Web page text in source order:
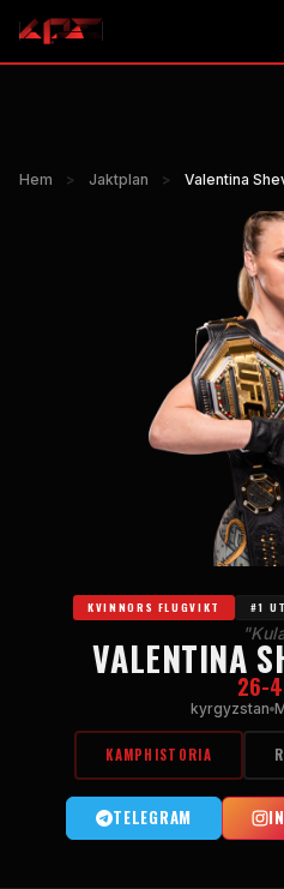
Hem > Jaktplan > Valentina
KVINNORS FLUGVIKT #1
VALENTINA
26-
kyrgyzstan
KAMPHISTORIA
TELEGRAM